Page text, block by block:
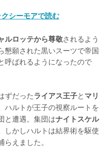
シーモアで読む
ルロッテから尊敬されるよう
懇願された黒いスーツで帝国
呼ばれるようになったので
ずだったライアス王子とマリ
ハルトが王子の視察ルートを
と遭遇。集団はナイトスケル
しかしハルトは結界術を駆使
えました。